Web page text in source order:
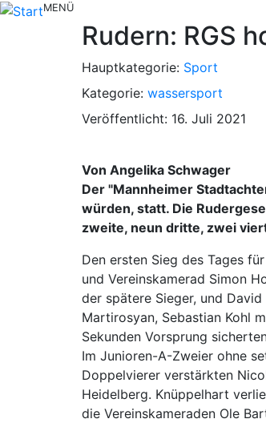
MENÜ
Rudern: RGS
Hauptkategorie: Sport
Kategorie: wassersport
Veröffentlicht: 16. Juli 2021
Von Angelika Schwager
Der "Mannheimer
würden, statt. Die
zweite, neun dritte, zwei
Den ersten Sieg des Tages
und Vereinskamerad Simon
der spätere Sieger, und
Martirosyan, Sebastian Kohl
Sekunden Vorsprung
Im Junioren-A-Zweier ohne
Doppelvierer verstärkten
Heidelberg. Knüppelhart
die Vereinskameraden Ole